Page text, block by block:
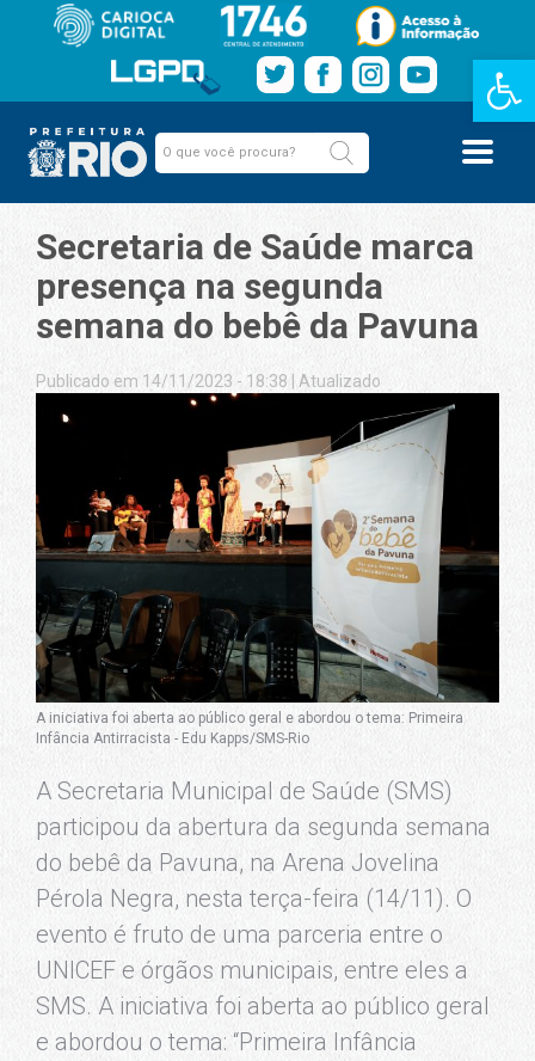
Barra de
Secretaria de Saúde marca
presença na segunda
semana do bebê da Pavuna
Publicado em 14/11/2023 - 18:38 Atualizado
A iniciativa foi aberta ao público geral e abordou o tema: Primeira
Infância Antirracista - Edu Kapps/SMS-Rio
A Secretaria Municipal de Saúde (SMS)
participou da abertura da segunda semana
do bebê da Pavuna, na Arena Jovelina
Pérola Negra, nesta terça-feira (14/11). O
evento é fruto de uma parceria entre o
UNICEF e órgãos municipais, entre eles a
SMS. A iniciativa foi aberta ao público geral
e abordou o tema: “Primeira Infância